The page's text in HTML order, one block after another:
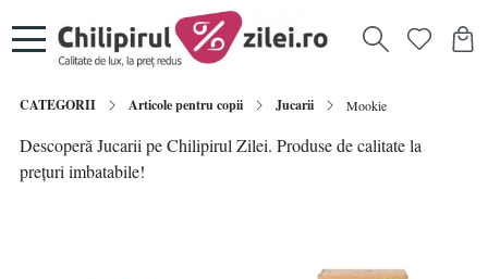
CATEGORII Articole pentru copii Jucarii Mookie
Descoperă Jucarii pe Chilipirul Zilei. Produse de calitate la
prețuri imbatabile!